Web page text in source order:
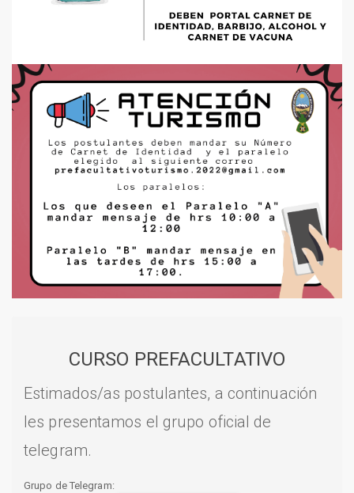
CURSO PREFACULTATIVO
Estimados/as postulantes, a continuación
les presentamos el grupo oficial de
telegram.
Grupo de Telegram: